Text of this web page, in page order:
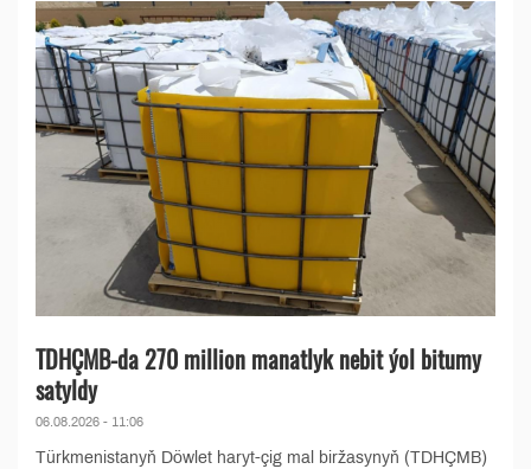
TDHÇMB-da 270 million manatlyk nebit ýol bitumy
satyldy
06.08.2026 - 11:06
Türkmenistanyň Döwlet haryt-çig mal biržasynyň (TDHÇMB)